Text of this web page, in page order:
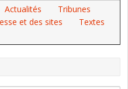
Actualités
Tribunes
et des sites
Textes